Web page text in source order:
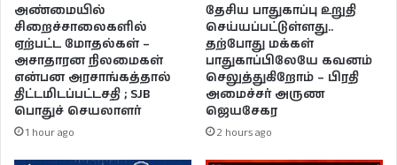
அண்மையில்
சிறைச்சாலைகளில்
ஏற்பட்ட மோதல்கள் –
அசாதாரன நிலமைகள்
என்பன அரசாங்கத்தால்
திட்டமிடப்பட்டசதி ; SJB
பொதுச் செயலாளர்
1 hour ago
தேசிய பாதுகாப்பு உறுதி
செய்யப்பட்டுள்ளது..
தற்போது மக்கள்
பாதுகாப்பிலேயே கவனம்
செலுத்துகிறோம் – பிரதி
அமைச்சர் அருண
ஜெயசேகர
2 hours ago